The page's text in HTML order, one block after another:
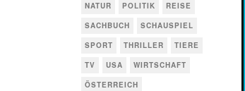
NATUR
POLITIK
REISE
SACHBUCH
SCHAUSPIEL
SPORT
THRILLER
TIERE
TV
USA
WIRTSCHAFT
ÖSTERREICH